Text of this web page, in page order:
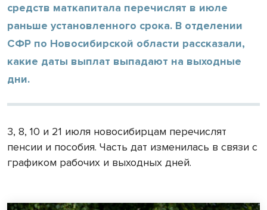
средств маткапитала перечислят в июле
раньше установленного срока. В отделении
СФР по Новосибирской области рассказали,
какие даты выплат выпадают на выходные
дни.
3, 8, 10 и 21 июля новосибирцам перечислят
пенсии и пособия. Часть дат изменилась в связи с
графиком рабочих и выходных дней.